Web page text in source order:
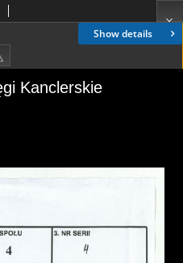
Show details